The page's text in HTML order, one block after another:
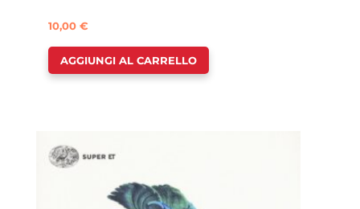
10,00 €
AGGIUNGI AL CARRELLO